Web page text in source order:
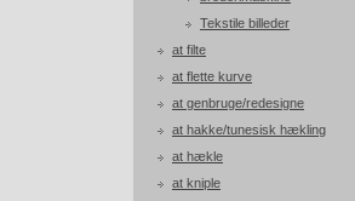
Tekstile billeder
at filte
at flette kurve
at genbruge/redesigne
at hakke/tunesisk hækling
at hækle
at kniple